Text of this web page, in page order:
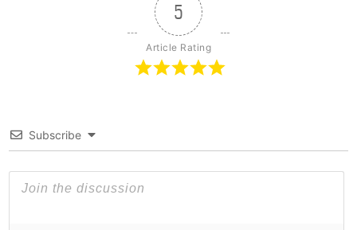
5
Article Rating
Subscribe